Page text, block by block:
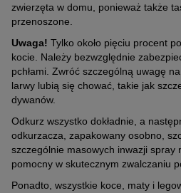
zwierzęta w domu, ponieważ także
przenoszone.
Uwaga! Tylko około pięciu procent
kocie. Należy bezwzględnie
pchłami. Zwróć szczególną uwagę
larwy lubią się chować, takie jak
dywanów.
Odkurz wszystko dokładnie, a
odkurzacza, zapakowany osobno,
szczególnie masowych inwazji spray
pomocny w skutecznym zwalczaniu
Ponadto, wszystkie koce, maty i